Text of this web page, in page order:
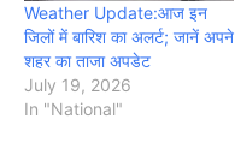
Weather Update:आज इन
जिलों में बारिश का अलर्ट; जानें अपने
शहर का ताजा अपडेट
July 19, 2026
In "National"